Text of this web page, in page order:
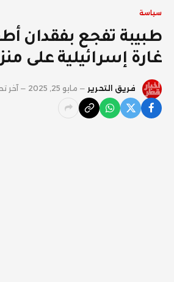
سياسة
طبيبة تفجع بفقدان
غارة إسرائيلية على
فريق التحرير مايو 25, 2025 آخر